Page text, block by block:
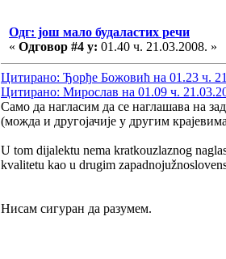
Одг: још мало будаластих речи
« Одговор #4 у: 01.40 ч. 21.03.2008. »
Цитирано: Ђорђе Божовић на 01.23 ч.
Цитирано: Мирослав на 01.09 ч.
Само да нагласим да се наглашава на
(можда и другојачије у другим
U tom dijalektu nema kratkouzlaznog
kvalitetu kao u drugim
Нисам сигуран да разумем.